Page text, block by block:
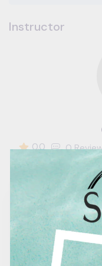
Instructor
0.0 0
Free
Duration